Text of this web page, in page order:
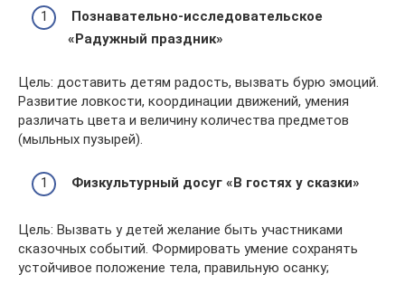
Познавательно-исследовательское
«Радужный праздник»
Цель: доставить детям радость, вызвать бурю эмоций.
Развитие ловкости, координации движений, умения
различать цвета и величину количества предметов
(мыльных пузырей).
Физкультурный досуг «В гостях у сказки»
Цель: Вызвать у детей желание быть участниками
сказочных событий. Формировать умение сохранять
устойчивое положение тела, правильную осанку;